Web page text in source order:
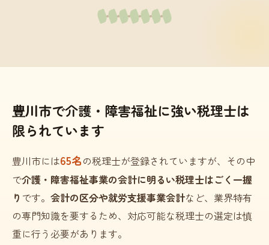
豊川市で介護・障害福祉に強い税理士は
限られています
豊川市には65名の税理士が登録されていますが、その中
で介護・障害福祉事業の会計に明るい税理士はごく一握
り です。 会計の区分や就労支援事業会計など、業界特有
の専門知識を要するため、対応可能な税理士の選定は慎
重に行う必要があります。